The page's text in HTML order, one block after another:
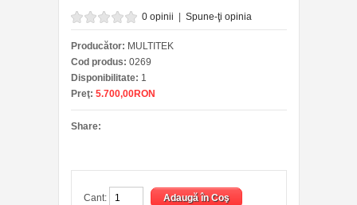
0 opinii Spune-ţi opinia
Producător: MULTITEK
Cod produs: 0269
Disponibilitate: 1
Preţ: 5.700,00RON
Share:
Cant: